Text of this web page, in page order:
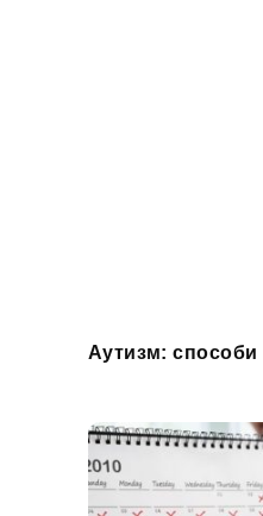
Аутизм: способи